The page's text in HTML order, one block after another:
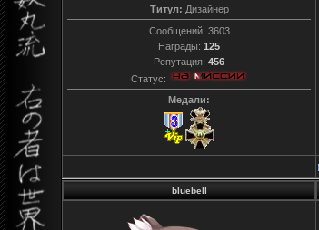
Титул: Дизайнер
Сообщений: 3603
Награды: 125
Репутация: 456
Статус:
Медали:
bluebell